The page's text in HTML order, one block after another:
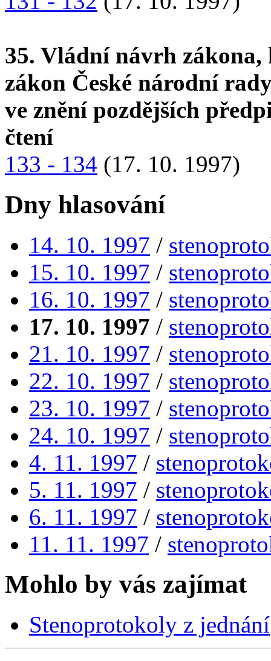
35. Vládní návrh
zákon České národní
ve znění pozdějších
čtení
133 - 134 (17. 10. 1997)
Dny hlasování
14. 10. 1997 /
15. 10. 1997 /
16. 10. 1997 /
17. 10. 1997 /
21. 10. 1997 /
22. 10. 1997 /
23. 10. 1997 /
24. 10. 1997 /
4. 11. 1997 /
5. 11. 1997 /
6. 11. 1997 /
11. 11. 1997 /
Mohlo by vás zajímat
Stenoprotokoly z jednání